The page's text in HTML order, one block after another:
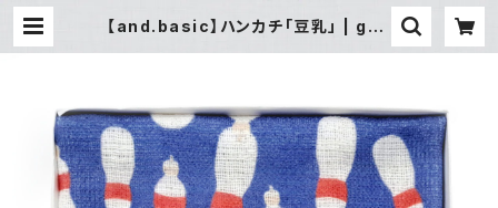
【and.basic】ハンカチ「豆乳」 | gall